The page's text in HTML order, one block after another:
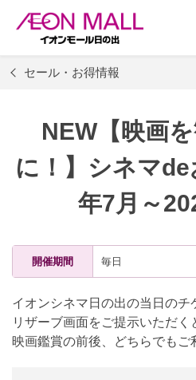
セール・お得情報
NEW【映画
に！】シネマ
年7月～
開催期間 毎日
イオンシネマ日の出の当日の
リザーブ画面をご提示いただく
映画鑑賞の前後、どちらでもご